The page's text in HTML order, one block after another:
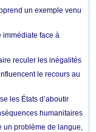
un exemple venu
immédiate face à
reculer les inégalités
le recours au
les États d’aboutir
humanitaires
un problème de langue,